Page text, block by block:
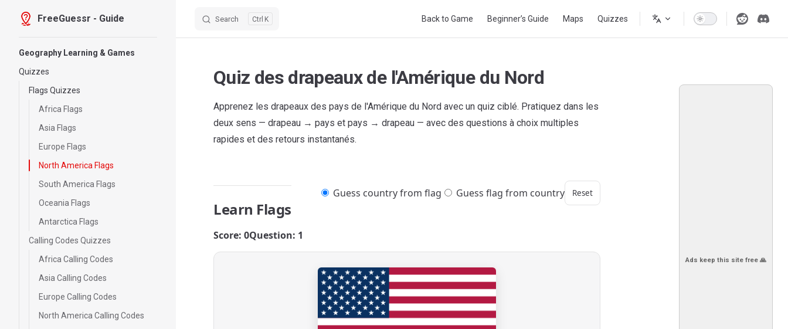
Skip to content
FreeGuessr - Guide Search K Back to Game Beginner’s Guide Maps Quizzes
Geography Learning & Games
Quizzes
Flags Quizzes
Africa Flags
Asia Flags
Europe Flags
North America Flags
South America Flags
Oceania Flags
Antarctica Flags
Calling Codes Quizzes
Africa Calling Codes
Asia Calling Codes
Europe Calling Codes
North America Calling Codes
Ads keep this site free 🙏
Quiz des drapeaux de l'Amérique du Nord
Apprenez les drapeaux des pays de l'Amérique du Nord avec un quiz ciblé. Pratiquez dans les
deux sens — drapeau → pays et pays → drapeau — avec des questions à choix multiples
rapides et des retours instantanés.
Learn Flags
Guess country from flag Guess flag from country Reset
Score: 0Question: 1